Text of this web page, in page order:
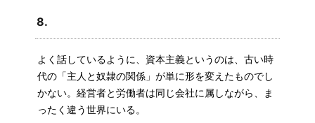
8.
よく話しているように、資本主義というのは、古い時
代の「主人と奴隷の関係」が単に形を変えたものでし
かない。経営者と労働者は同じ会社に属しながら、ま
ったく違う世界にいる。